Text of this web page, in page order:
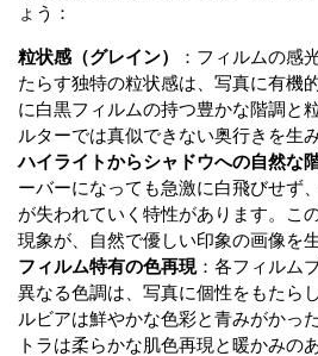
ょう：
粒状感（グレイン）
：フィルムの感
たらす独特の粒状感は、写真に有機
に白黒フィルムの持つ豊かな階調と
ルターでは真似できない奥行きを生
ハイライトからシャドウへの自然な
ーバーになっても急激に白飛びせず
が失われていく特性があります。こ
現象が、自然で優しい印象の画像を
フィルム特有の色再現：各フィルム
異なる色調は、写真に個性をもたら
ルビアは鮮やかな色彩と青みがかっ
トラは柔らかな肌色再現と暖かみの